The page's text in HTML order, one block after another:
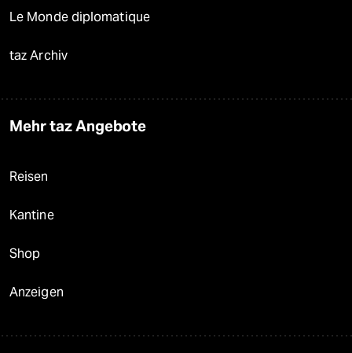
Le Monde diplomatique
taz Archiv
Mehr taz Angebote
Reisen
Kantine
Shop
Anzeigen